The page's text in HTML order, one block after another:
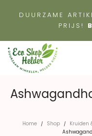
DUURZAME
PRIJS!
Home / Shop / Kruiden